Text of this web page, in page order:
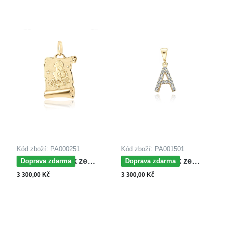
Kód zboží: PA000251
Doprava zdarma
MOISS přívěsek ze
žlutého zlata PANNA
3 300,00 Kč
Kód zboží: PA001501
Doprava zdarma
MOISS přívěsek ze
žlutého zlata PÍSMENO
3 300,00 Kč